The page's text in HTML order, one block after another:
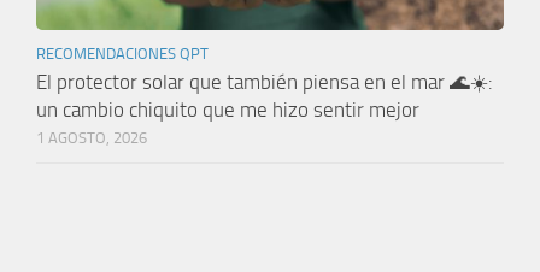
RECOMENDACIONES QPT
El protector solar que también piensa en el mar 🌊☀️:
un cambio chiquito que me hizo sentir mejor
1 AGOSTO, 2026